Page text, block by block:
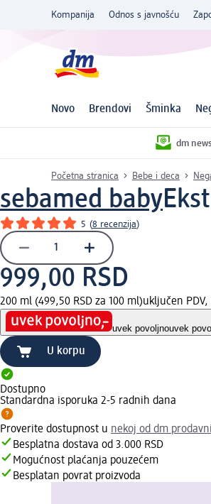
Kompanija Odnos s javnošću
Novo Brendovi Šminka
dm
Početna stranica Bebe i deca
sebamed baby
5 (8 recenzija)
999,00 RSD
200 ml (499,50 RSD za 100 ml)uključen PDV,
uvek povoljnouvek
U korpu
Dostupno
Standardna isporuka 2-5 radnih dana
Proverite dostupnost u nekoj od dm
Besplatna dostava od 3.000 RSD
Mogućnost plaćanja pouzećem
Besplatan povrat proizvoda